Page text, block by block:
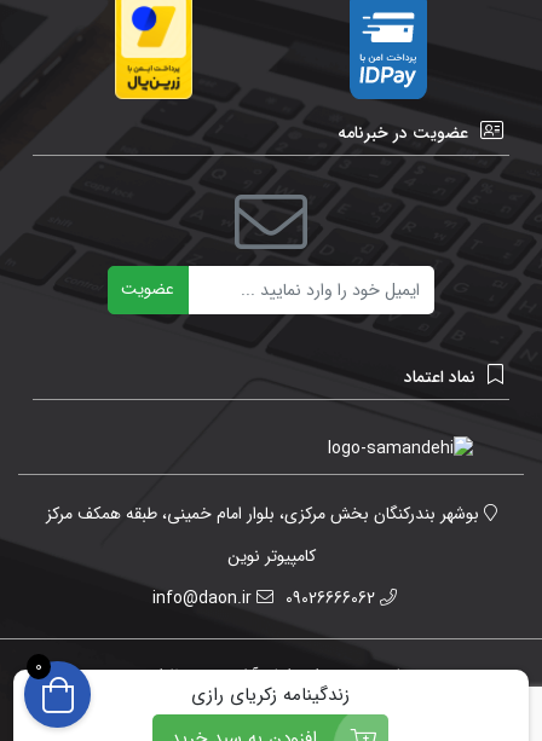
عضویت در خبرنامه
عضویت
نماد اعتماد
بوشهر بندرکنگان بخش مرکزی، بلوار امام خمینی، طبقه همکف مرکز
کامپیوتر نوین
09026666062
info@daon.ir
تمامی حقوق برای دانش آنلاین محفوظ است. 0
زندگینامه زکریای رازی